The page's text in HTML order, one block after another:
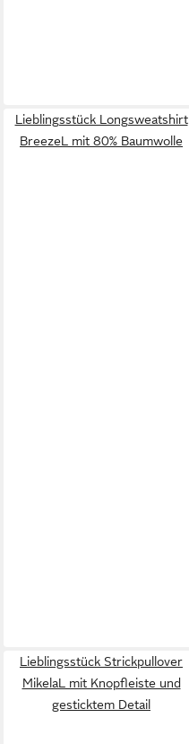
Lieblingsstück Longsweatshirt
BreezeL mit 80% Baumwolle
Lieblingsstück Strickpullover
MikelaL mit Knopfleiste und
gesticktem Detail